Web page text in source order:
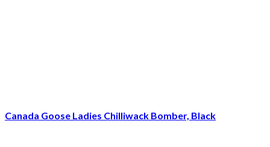
Canada Goose Ladies Chilliwack Bomber, Black